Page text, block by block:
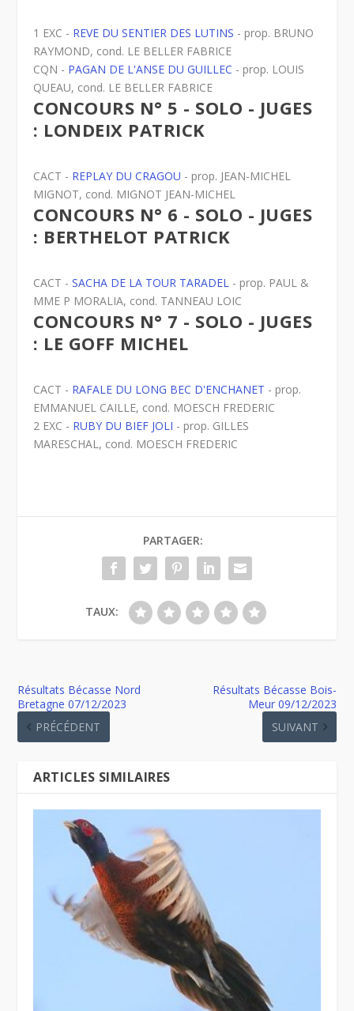
1 EXC - REVE DU SENTIER DES LUTINS - prop. BRUNO
RAYMOND, cond. LE BELLER FABRICE
CQN - PAGAN DE L'ANSE DU GUILLEC - prop. LOUIS
QUEAU, cond. LE BELLER FABRICE
CONCOURS N° 5 - SOLO - JUGES
: LONDEIX PATRICK
CACT - REPLAY DU CRAGOU - prop. JEAN-MICHEL
MIGNOT, cond. MIGNOT JEAN-MICHEL
CONCOURS N° 6 - SOLO - JUGES
: BERTHELOT PATRICK
CACT -SACHA DE LA TOUR TARADEL - prop. PAUL &
MME P MORALIA, cond. TANNEAU LOIC
CONCOURS N° 7 - SOLO - JUGES
: LE GOFF MICHEL
CACT - RAFALE DU LONG BEC D'ENCHANET - prop.
EMMANUEL CAILLE, cond. MOESCH FREDERIC
2 EXC - RUBY DU BIEF JOLI - prop. GILLES
MARESCHAL, cond. MOESCH FREDERIC
PARTAGER:
TAUX:
Résultats Bécasse Nord
Bretagne 07/12/2023
PRÉCÉDENT
Résultats Bécasse Bois-
Meur 09/12/2023
SUIVANT
ARTICLES SIMILAIRES